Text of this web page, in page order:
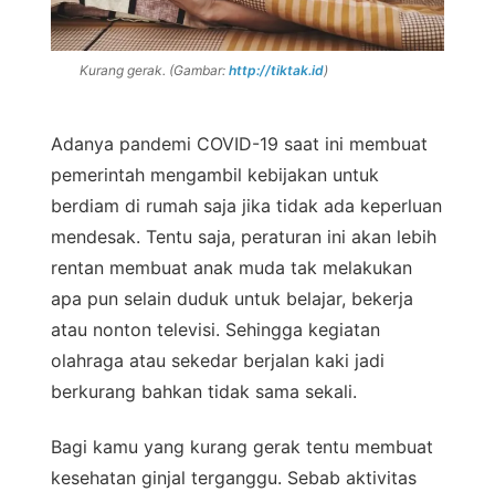
Kurang gerak. (Gambar: http://tiktak.id)
Adanya pandemi COVID-19 saat ini membuat
pemerintah mengambil kebijakan untuk
berdiam di rumah saja jika tidak ada keperluan
mendesak. Tentu saja, peraturan ini akan lebih
rentan membuat anak muda tak melakukan
apa pun selain duduk untuk belajar, bekerja
atau nonton televisi. Sehingga kegiatan
olahraga atau sekedar berjalan kaki jadi
berkurang bahkan tidak sama sekali.
Bagi kamu yang kurang gerak tentu membuat
kesehatan ginjal terganggu. Sebab aktivitas